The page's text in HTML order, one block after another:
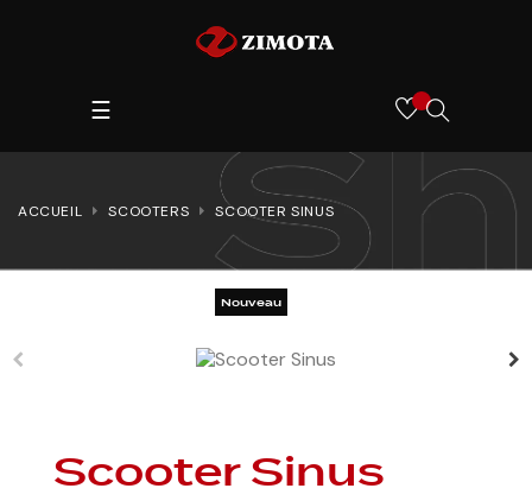
Toggle
☰
ACCUEIL SCOOTERS SCOOTER SINUS
Nouveau
Scooter Sinus